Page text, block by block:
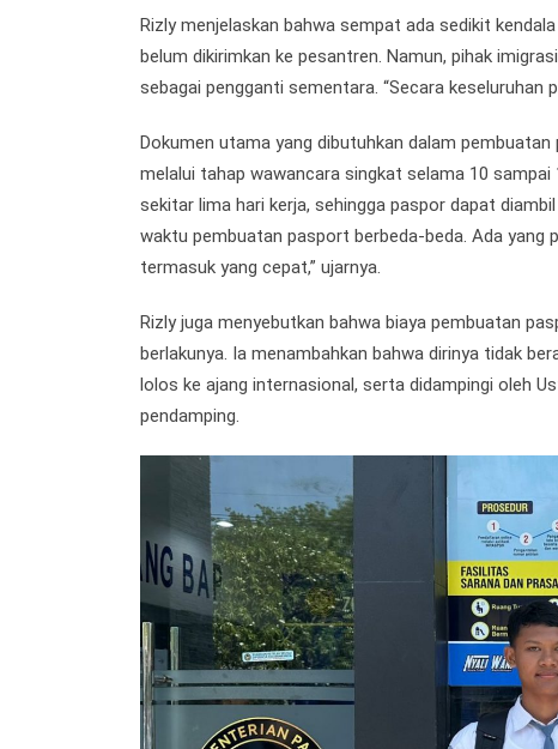
Rizly menjelaskan bahwa sempat ada sedikit
belum dikirimkan ke pesantren. Namun, pihak
sebagai pengganti sementara. “Secara keseluruhan
Dokumen utama yang dibutuhkan dalam pembuatan
melalui tahap wawancara singkat selama 10
sekitar lima hari kerja, sehingga paspor dapat
waktu pembuatan pasport berbeda-beda. Ada yang
termasuk yang cepat,” ujarnya.
Rizly juga menyebutkan bahwa biaya pembuatan
berlakunya. Ia menambahkan bahwa dirinya tidak
lolos ke ajang internasional, serta didampingi oleh
pendamping.